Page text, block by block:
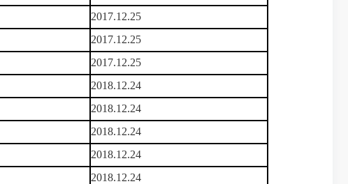
2017.12.25
2017.12.25
2017.12.25
2018.12.24
2018.12.24
2018.12.24
2018.12.24
2018.12.24